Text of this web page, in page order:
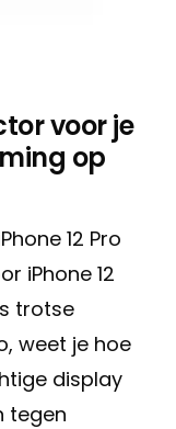
voor je
op
12 Pro
iPhone 12
trotse
weet je hoe
display
tegen